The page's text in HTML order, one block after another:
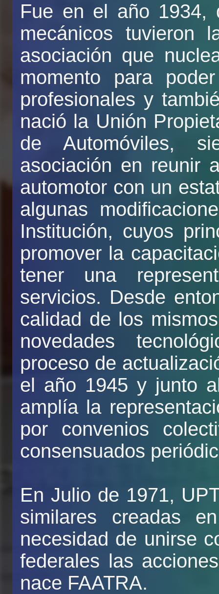
Fue en el año 1934,
mecánicos tuvieron
asociación que
momento para
profesionales y
nació la Unión
de Automóviles,
asociación en reunir
automotor con un
algunas
Institución, cuyos
promover la
tener una
servicios. Desde
calidad de los
novedades
proceso de
el año 1945 y junto
amplía la
por convenios
consensuados
En Julio de 1971,
similares creadas
necesidad de unirse
federales las
nace FAATRA.